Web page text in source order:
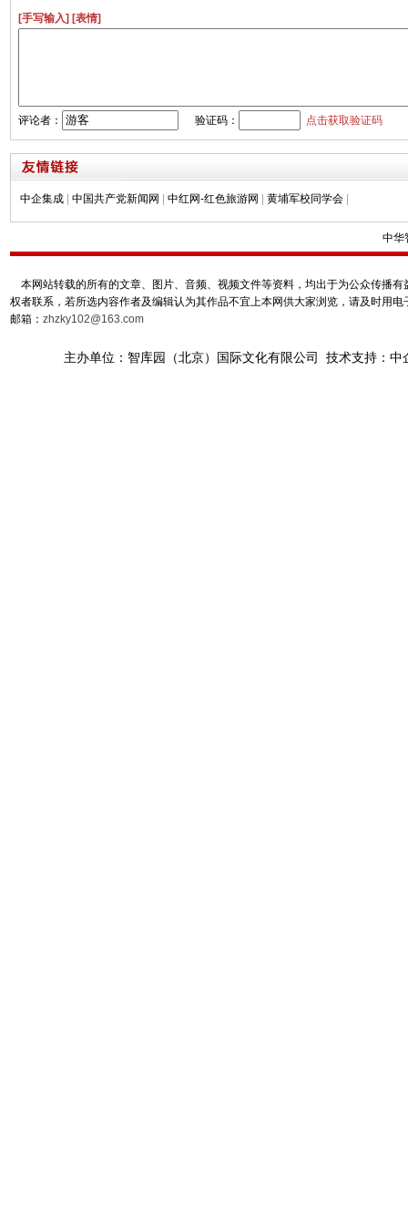
[手写输入] [表情]
评论者： 验证码： 点击获取验证码
中企集成 | 中国共产党新闻网 | 中红网-红色旅游网 | 黄埔军校同学会 |
中华
本网站转载的所有的文章、图片、音频、视频文件等资料，均出于为公众传播
权者联系，若所选内容作者及编辑认为其作品不宜上本网供大家浏览，请及时用
邮箱： zhzky102@163.com
主办单位：智库园（北京）国际文化有限公司 技术支持：